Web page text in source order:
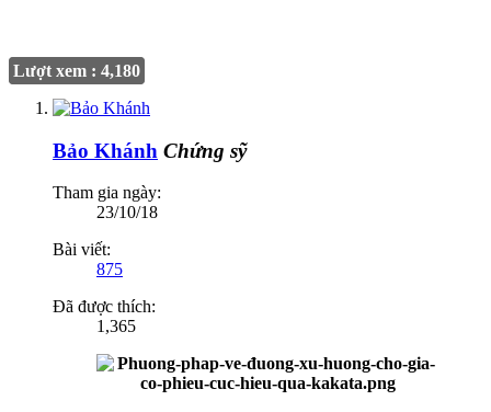
Lượt xem : 4,180
Bảo Khánh Chứng sỹ
Tham gia ngày:
23/10/18
Bài viết:
875
Đã được thích:
1,365